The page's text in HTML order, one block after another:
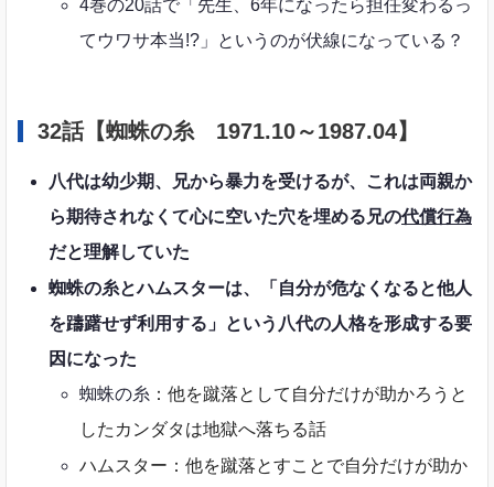
4巻の20話で「先生、6年になったら担任変わるっ
てウワサ本当!?」というのが伏線になっている？
32話【蜘蛛の糸 1971.10～1987.04】
八代は幼少期、兄から暴力を受けるが、これは両親か
ら期待されなくて心に空いた穴を埋める兄の代償行為
だと理解していた
蜘蛛の糸とハムスターは、「自分が危なくなると他人
を躊躇せず利用する」という八代の人格を形成する要
因になった
蜘蛛の糸 ：他を蹴落として自分だけが助かろうと
したカンダタは地獄へ落ちる話
ハムスター：他を蹴落とすことで自分だけが助か